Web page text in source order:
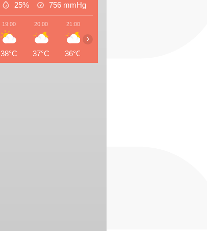
25% 756 mmHg
19:00
38°C
20:00
37°C
21:00
36°C
›